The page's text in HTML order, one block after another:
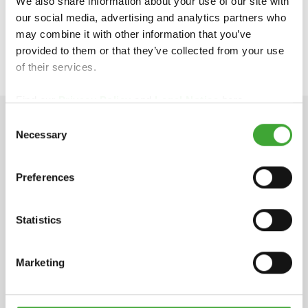
our social media, advertising and analytics partners who
may combine it with other information that you’ve
provided to them or that they’ve collected from your use
of their services.
Find ourPrivacy PolicyandLegal Noticehere.
Selection
Necessary
Preferences
Statistics
Marketing
https://osmonederland.nl/
klantenservice@osmonederland.nl
TECHNISCHE GEGEVENS
paraffine, loodvrije droogmiddelen
(droogmiddelen) en waterafstotende toevoegingen.
Gedearomatiseerde terpentine (benzeenvrij). VOC-